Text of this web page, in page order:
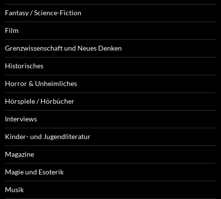
Fantasy / Science-Fiction
Film
Grenzwissenschaft und Neues Denken
Historisches
Horror & Unheimliches
Hörspiele / Hörbücher
Interviews
Kinder- und Jugendliteratur
Magazine
Magie und Esoterik
Musik